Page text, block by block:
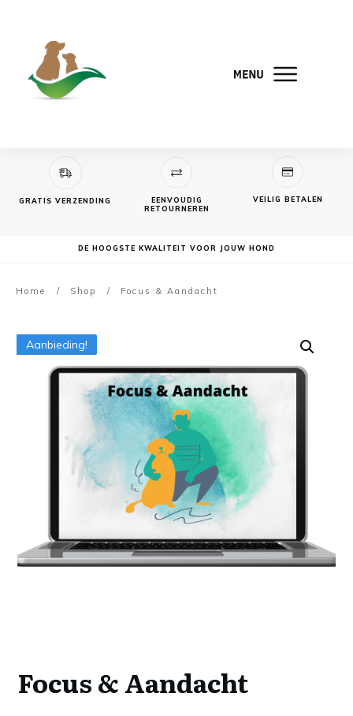
GRATIS VERZENDING
EENVOUDIG
RETOURNEREN
VEILIG BETALEN
DE HOOGSTE KWALITEIT VOOR JOUW HOND
Home / Shop / Focus & Aandacht
Aanbieding!
Focus & Aandacht